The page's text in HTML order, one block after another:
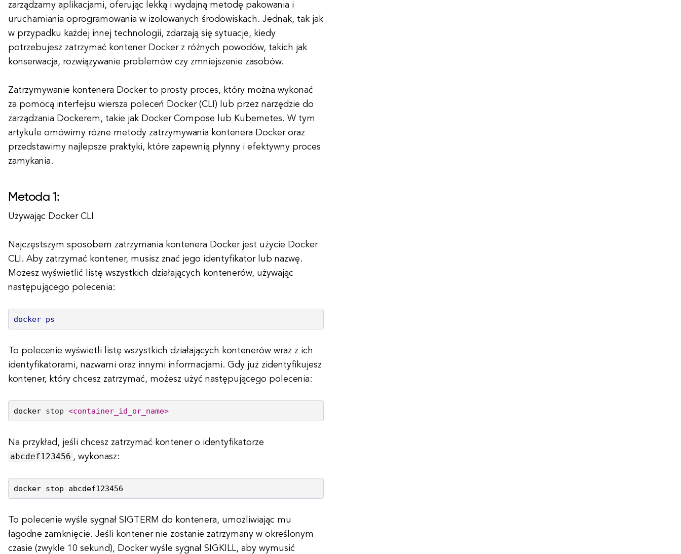
zarządzamy aplikacjami, oferując lekką i wydajną metodę pakowania i
uruchamiania oprogramowania w izolowanych środowiskach. Jednak, tak jak
w przypadku każdej innej technologii, zdarzają się sytuacje, kiedy
potrzebujesz zatrzymać kontener Docker z różnych powodów, takich jak
konserwacja, rozwiązywanie problemów czy zmniejszenie zasobów.
Zatrzymywanie kontenera Docker to prosty proces, który można wykonać
za pomocą interfejsu wiersza poleceń Docker (CLI) lub przez narzędzie do
zarządzania Dockerem, takie jak Docker Compose lub Kubernetes. W tym
artykule omówimy różne metody zatrzymywania kontenera Docker oraz
przedstawimy najlepsze praktyki, które zapewnią płynny i efektywny proces
zamykania.
Metoda 1:
Używając Docker CLI
Najczęstszym sposobem zatrzymania kontenera Docker jest użycie Docker
CLI. Aby zatrzymać kontener, musisz znać jego identyfikator lub nazwę.
Możesz wyświetlić listę wszystkich działających kontenerów, używając
następującego polecenia:
docker ps
To polecenie wyświetli listę wszystkich działających kontenerów wraz z ich
identyfikatorami, nazwami oraz innymi informacjami. Gdy już zidentyfikujesz
kontener, który chcesz zatrzymać, możesz użyć następującego polecenia:
docker stop <container_id_or_name>
Na przykład, jeśli chcesz zatrzymać kontener o identyfikatorze
abcdef123456 , wykonasz:
To polecenie wyśle sygnał SIGTERM do kontenera, umożliwiając mu
łagodne zamknięcie. Jeśli kontener nie zostanie zatrzymany w określonym
czasie (zwykle 10 sekund), Docker wyśle sygnał SIGKILL, aby wymusić